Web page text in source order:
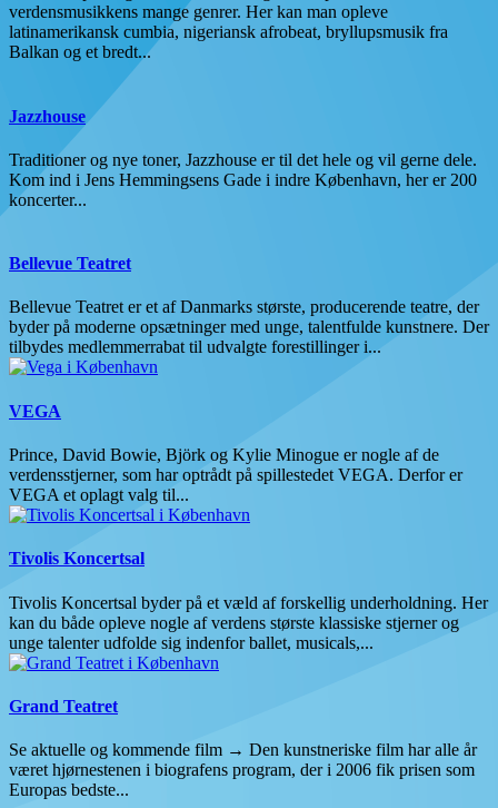
verdensmusikkens mange genrer. Her kan man opleve
latinamerikansk cumbia, nigeriansk afrobeat, bryllupsmusik fra
Balkan og et bredt...
Jazzhouse
Traditioner og nye toner, Jazzhouse er til det hele og vil gerne dele.
Kom ind i Jens Hemmingsens Gade i indre København, her er 200
koncerter...
Bellevue Teatret
Bellevue Teatret er et af Danmarks største, producerende teatre, der
byder på moderne opsætninger med unge, talentfulde kunstnere. Der
tilbydes medlemmerrabat til udvalgte forestillinger i...
VEGA
Prince, David Bowie, Björk og Kylie Minogue er nogle af de
verdensstjerner, som har optrådt på spillestedet VEGA. Derfor er
VEGA et oplagt valg til...
Tivolis Koncertsal
Tivolis Koncertsal byder på et væld af forskellig underholdning. Her
kan du både opleve nogle af verdens største klassiske stjerner og
unge talenter udfolde sig indenfor ballet, musicals,...
Grand Teatret
Se aktuelle og kommende film → Den kunstneriske film har alle år
været hjørnestenen i biografens program, der i 2006 fik prisen som
Europas bedste...